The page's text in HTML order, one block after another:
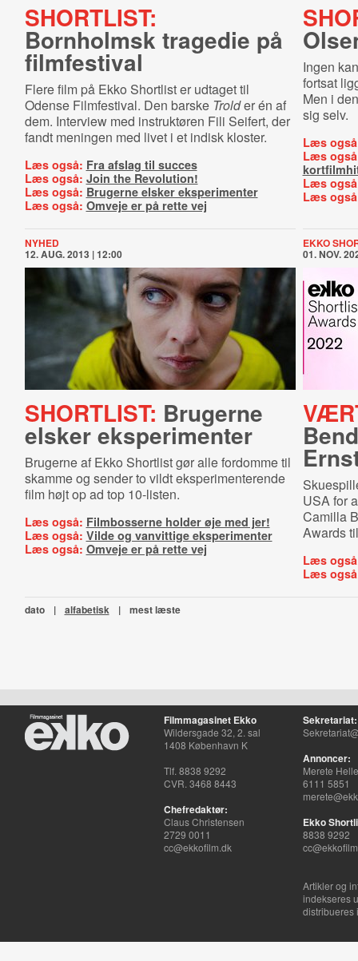
SHORTLIST:
Bornholmsk tragedie på
filmfestival
Flere film på Ekko Shortlist er udtaget til
Odense Filmfestival. Den barske Trolder én af
dem. Interview med instruktøren Fili Seifert, der
fandt meningen med livet i et indisk kloster.
Læs også: Fra afslag til succes
Læs også: Join the Revolution!
Læs også: Brugerne elsker eksperimenter
Læs også: Omveje er på rette vej
Ingen
fortsat
Men i
sig selv.
Læs
Læs
Læs
Læs
NYHED
12. AUG. 2013 | 12:00
SHORTLIST: Brugerne
elsker eksperimenter
Brugerne af Ekko Shortlist gør alle fordomme til
skamme og sender to vildt eksperimenterende
film højt op ad top 10-listen.
Læs også: Filmbosserne holder øje med jer!
Læs også: Vilde og vanvittige eksperimenter
Læs også: Omveje er på rette vej
EKKO
01. NOV.
USA for
Camilla
Awards
Læs
Læs
dato | alfabetisk | mest læste
Filmmagasinet Ekko
Wildersgade 32, 2. sal
1408 København K
Tlf. 8838 9292
CVR. 3468 8443
Chefredaktør:
Claus Christensen
2729 0011
cc@ekkofilm.dk
Sekretariat:
Annoncer:
Merete
6111 5851
Ekko
8838 9292
Artikler og
indekseres
distribueres